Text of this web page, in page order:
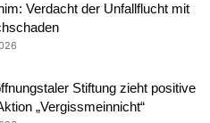
Verdacht der Unfallflucht mit
Stiftung zieht positive
„Vergissmeinnicht“